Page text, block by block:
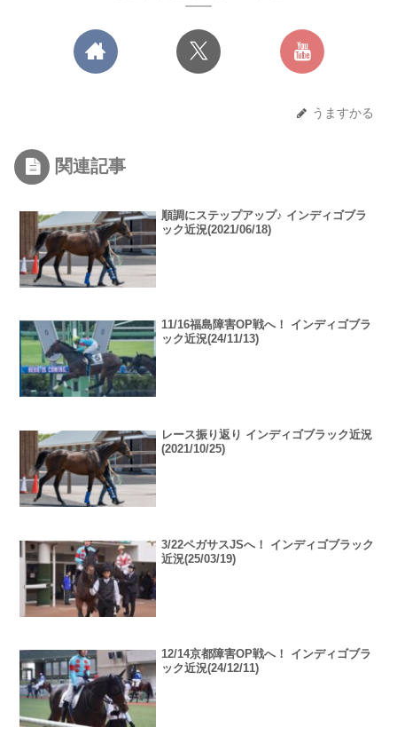
うますかる
関連記事
順調にステップアップ♪ インディゴブラ
ック近況(2021/06/18)
11/16福島障害OP戦へ！ インディゴブラ
ック近況(24/11/13)
レース振り返り インディゴブラック近況
(2021/10/25)
3/22ペガサスJSへ！ インディゴブラック
近況(25/03/19)
12/14京都障害OP戦へ！ インディゴブラ
ック近況(24/12/11)